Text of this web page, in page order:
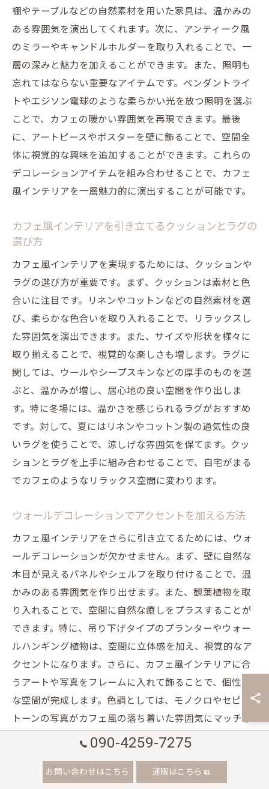
棚やテーブルなどの自然素材を用いた家具は、温かみの
ある雰囲気を演出してくれます。次に、アンティーク風
のミラーやキャンドルホルダーを取り入れることで、一
層の深みと魅力を加えることができます。また、照明も
忘れてはならない重要なアイテムです。ペンダントライ
トやエジソン電球のような柔らかい光を放つ照明を選ぶ
ことで、カフェの暖かい雰囲気を再現できます。最後
に、アートピースやポスターを壁に飾ることで、空間全
体に視覚的な興味を追加することができます。これらの
デコレーションアイテムを組み合わせることで、カフェ
風インテリアを一層魅力的に演出することが可能です。
カフェ風インテリアを引き立てるクッションとラグの
選び方
カフェ風インテリアを実現するためには、クッションや
ラグの選び方が重要です。まず、クッションは素材と色
合いに注目です。リネンやコットンなどの自然素材を選
び、柔らかな色合いを取り入れることで、リラックスし
た雰囲気を演出できます。また、サイズや形状を様々に
取り揃えることで、視覚的な楽しさも増します。ラグに
関しては、ウールやシープスキンなどの厚手のものを選
ぶと、温かみが増し、居心地の良い空間を作り出しま
す。特に冬場には、温かさを感じられるラグがおすすめ
です。対して、夏にはリネンやコットン製の通気性の良
いラグを使うことで、涼しげな雰囲気を保てます。クッ
ションとラグを上手に組み合わせることで、自宅がまる
でカフェのようなリラックス空間に変わります。
ウォールデコレーションでアクセントを加える方法
カフェ風インテリアをさらに引き立てるためには、ウォ
ールデコレーションが欠かせません。まず、壁に自然な
木目が見えるパネルやシェルフを取り付けることで、温
かみのある雰囲気を作り出せます。また、観葉植物を取
り入れることで、空間に自然な癒しをプラスすることが
できます。特に、吊り下げタイプのプランターやウォー
ルハンギング植物は、空間に立体感を加え、視覚的なア
クセントになります。さらに、カフェ風インテリアに合
うアートや写真をフレームに入れて飾ることで、個性的
な空間が完成します。色調としては、モノクロやセピア
トーンの写真がカフェ風の落ち着いた雰囲気にマッチし
ます。最後に、照明にも気を配りましょう。ウォールラ
を照らし、全体の雰囲気を一段と引き立てます。これら
090-4259-7275
お問い合わせはこちら 通販はこちら